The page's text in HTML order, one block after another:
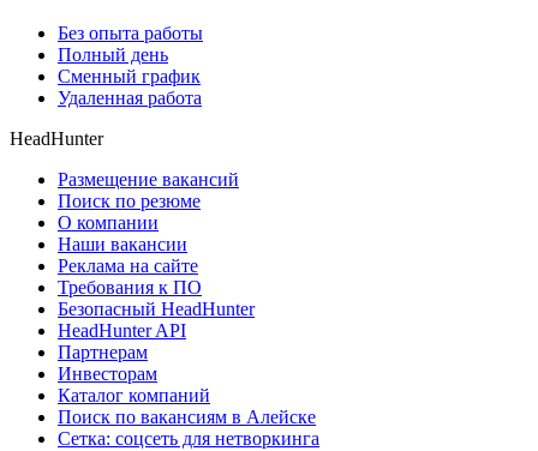
Без опыта работы
Полный день
Сменный график
Удаленная работа
HeadHunter
Размещение вакансий
Поиск по резюме
О компании
Наши вакансии
Реклама на сайте
Требования к ПО
Безопасный HeadHunter
HeadHunter API
Партнерам
Инвесторам
Каталог компаний
Поиск по вакансиям в Алейске
Сетка: соцсеть для нетворкинга